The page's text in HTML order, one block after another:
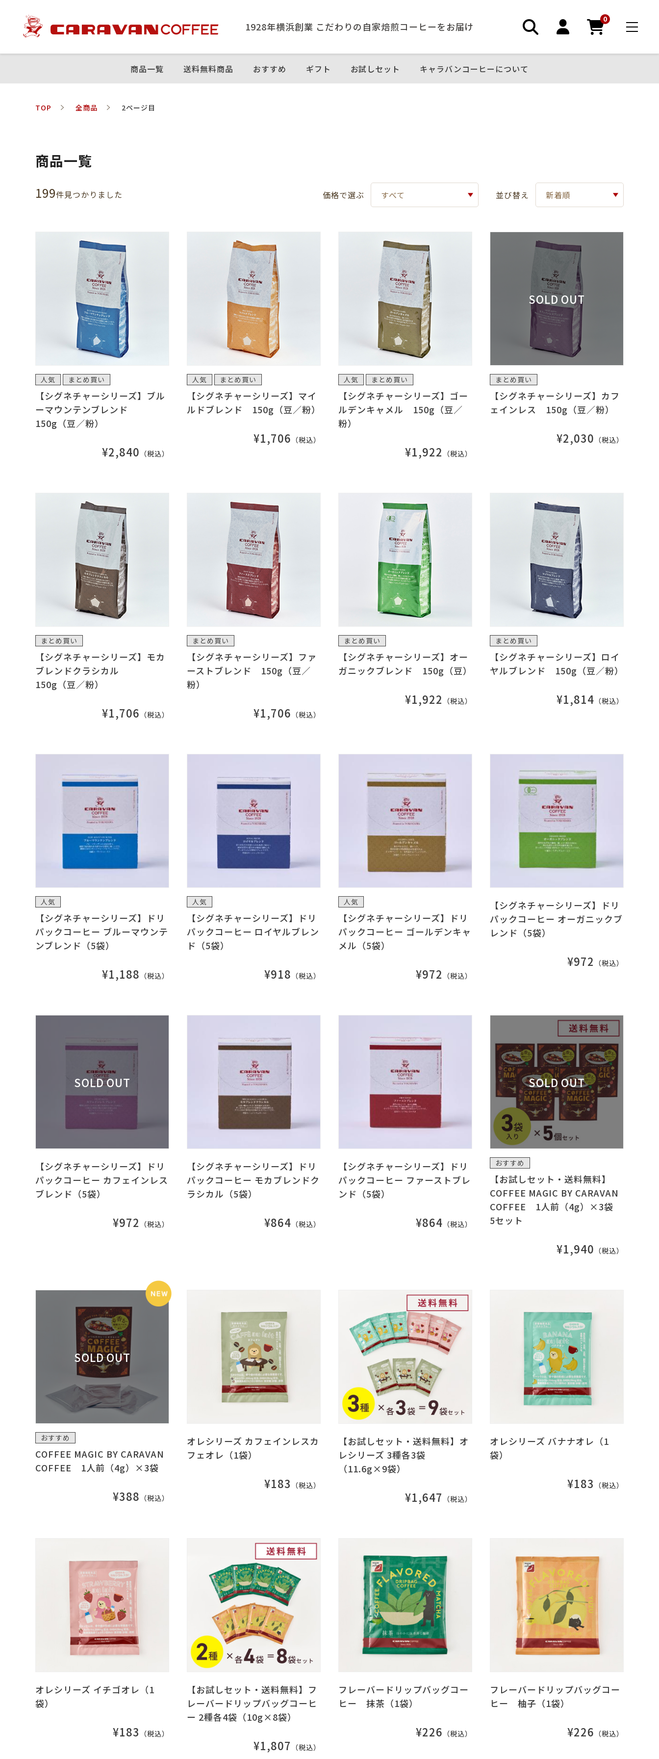
1928年横浜創業 こだわりの⾃家焙煎コーヒーをお届け
0
商品⼀覧 送料無料商品 おすすめ ギフト お試しセット キャラバンコーヒーについて
TOP 全商品 2ページ目
商品一覧
199件⾒つかりました 価格で選ぶ すべて 並び替え 新着順
人気 まとめ買い
【シグネチャーシリーズ】ブル
ーマウンテンブレンド
150g（豆／粉）
¥2,840 （税込）
人気 まとめ買い
【シグネチャーシリーズ】マイ
ルドブレンド 150g（豆／粉）
¥1,706 （税込）
人気 まとめ買い
【シグネチャーシリーズ】ゴー
ルデンキャメル 150g（豆／
粉）
¥1,922 （税込）
まとめ買い
【シグネチャーシリーズ】カフ
ェインレス 150g（豆／粉）
¥2,030 （税込）
まとめ買い
【シグネチャーシリーズ】モカ
ブレンドクラシカル
150g（豆／粉）
¥1,706 （税込）
まとめ買い
【シグネチャーシリーズ】ファ
ーストブレンド 150g（豆／
粉）
¥1,706 （税込）
まとめ買い
【シグネチャーシリーズ】オー
ガニックブレンド 150g（豆）
¥1,922 （税込）
まとめ買い
【シグネチャーシリーズ】ロイ
ヤルブレンド 150g（豆／粉）
¥1,814 （税込）
人気
【シグネチャーシリーズ】ドリ
パックコーヒー ブルーマウンテ
ンブレンド（5袋）
¥1,188 （税込）
人気
【シグネチャーシリーズ】ドリ
パックコーヒー ロイヤルブレン
ド（5袋）
¥918 （税込）
人気
【シグネチャーシリーズ】ドリ
パックコーヒー ゴールデンキャ
メル（5袋）
¥972 （税込）
【シグネチャーシリーズ】ドリ
パックコーヒー オーガニックブ
レンド（5袋）
¥972 （税込）
【シグネチャーシリーズ】ドリ
パックコーヒー カフェインレス
ブレンド（5袋）
¥972 （税込）
【シグネチャーシリーズ】ドリ
パックコーヒー モカブレンドク
ラシカル（5袋）
¥864 （税込）
【シグネチャーシリーズ】ドリ
パックコーヒー ファーストブレ
ンド（5袋）
¥864 （税込）
おすすめ
【お試しセット・送料無料】
COFFEE MAGIC BY CARAVAN
COFFEE 1人前（4g）×3袋
5セット
¥1,940 （税込）
おすすめ
COFFEE MAGIC BY CARAVAN
COFFEE 1人前（4g）×3袋
¥388 （税込）
オレシリーズ カフェインレスカ
フェオレ（1袋）
¥183 （税込）
【お試しセット・送料無料】オ
レシリーズ 3種各3袋
（11.6g×9袋）
¥1,647 （税込）
オレシリーズ バナナオレ（1
袋）
¥183 （税込）
オレシリーズ イチゴオレ（1
袋）
¥183 （税込）
【お試しセット・送料無料】フ
レーバードリップバッグコーヒ
ー 2種各4袋（10g×8袋）
¥1,807 （税込）
フレーバードリップバッグコー
ヒー 抹茶（1袋）
¥226 （税込）
フレーバードリップバッグコー
ヒー 柚子（1袋）
¥226 （税込）